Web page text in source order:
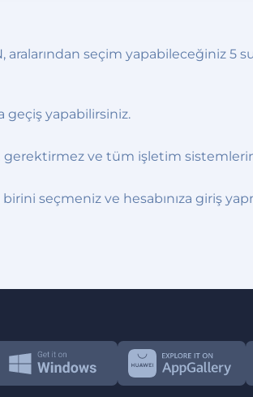
seçim yapabileceğiniz 5
geçiş yapabilirsiniz.
gerektirmez ve tüm işletim
seçmeniz ve hesabınıza giriş